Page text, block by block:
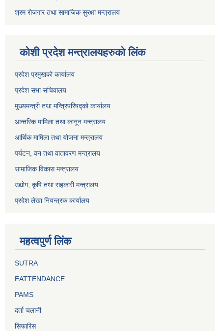
श्रम रोजगार तथा सामाजिक सुरक्षा मन्त्रालय
कोशी प्रदेश मन्त्रालयहरुको लिंक
प्रदेश प्रमुखको कार्यालय
प्रदेश सभा सचिवालय
मुख्यमन्त्री तथा मन्त्रिपरिषद्को कार्यालय
आन्तरिक मामिला तथा कानून मन्त्रालय
आर्थिक मामिला तथा योजना मन्त्रालय
पर्यटन, वन तथा वातावरण मन्त्रालय
सामाजिक विकास मन्त्रालय
उद्योग, कृषि तथा सहकारी मन्त्रालय
प्रदेश लेखा नियन्त्रक कार्यालय
महत्वपुर्ण लिंक
SUTRA
EATTENDANCE
PAMS
दर्ता चलानी
सिफारिस